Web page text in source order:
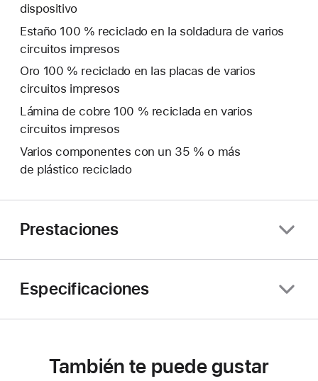
dispositivo
Estaño 100 % reciclado en la soldadura de varios
circuitos impresos
Oro 100 % reciclado en las placas de varios
circuitos impresos
Lámina de cobre 100 % reciclada en varios
circuitos impresos
Varios componentes con un 35 % o más
de plástico reciclado
Prestaciones
Especificaciones
También te puede gustar